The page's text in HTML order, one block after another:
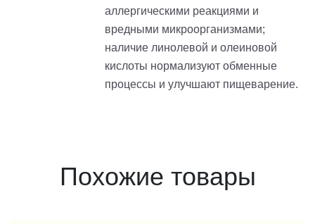
аллергическими реакциями и
вредными микроорганизмами;
наличие линолевой и олеиновой
кислоты нормализуют обменные
процессы и улучшают пищеварение.
Похожие товары